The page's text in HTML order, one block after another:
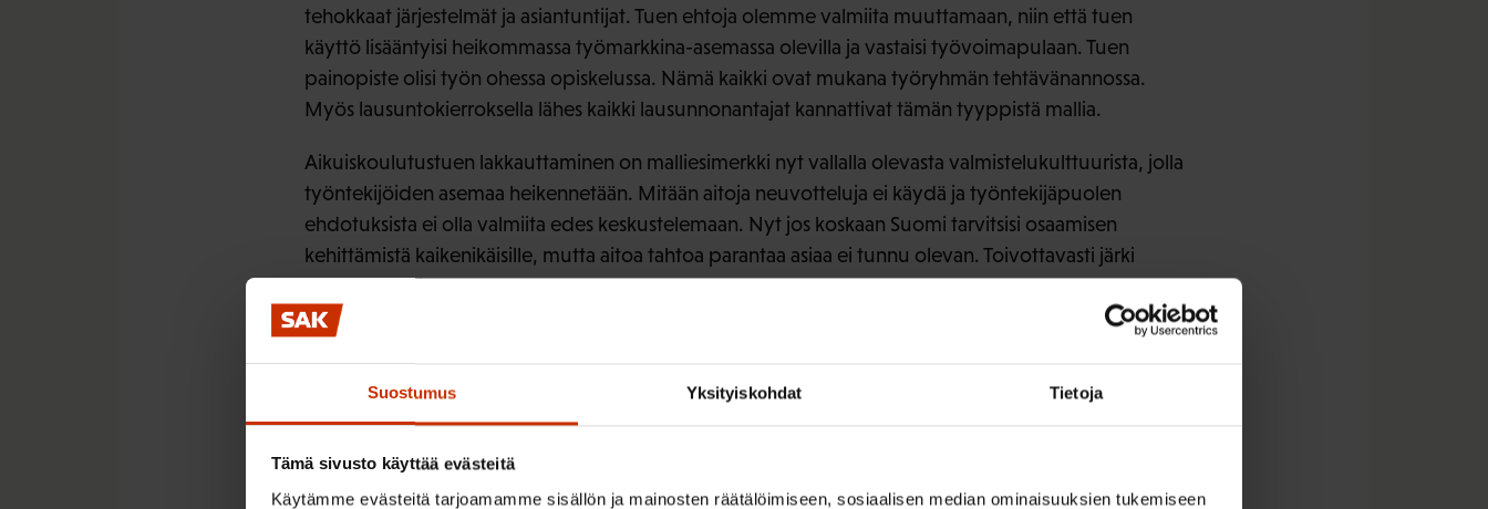
Suostumus Yksityiskohdat Tietoja
Tämä sivusto käyttää evästeitä
Käytämme evästeitä tarjoamamme sisällön ja mainosten räätälöimiseen, sosiaalisen median ominaisuuksien tukemiseen
tehokkaat järjestelmät ja asiantuntijat. Tuen ehtoja olemme valmiita muuttamaan, niin että tuen
käyttö lisääntyisi heikommassa työmarkkina-asemassa olevilla ja vastaisi työvoimapulaan. Tuen
painopiste olisi työn ohessa opiskelussa. Nämä kaikki ovat mukana työryhmän tehtävänannossa.
Myös lausuntokierroksella lähes kaikki lausunnonantajat kannattivat tämän tyyppistä mallia.
Aikuiskoulutustuen lakkauttaminen on malliesimerkki nyt vallalla olevasta valmistelukulttuurista, jolla
työntekijöiden asemaa heikennetään. Mitään aitoja neuvotteluja ei käydä ja työntekijäpuolen
ehdotuksista ei olla valmiita edes keskustelemaan. Nyt jos koskaan Suomi tarvitsisi osaamisen
kehittämistä kaikenikäisille, mutta aitoa tahtoa parantaa asiaa ei tunnu olevan. Toivottavasti järki
voittaa viimeistään eduskunnassa.
LÖYDÄ LISÄÄ TÄMÄNKALTAISTA SISÄLTÖÄ:
AIKUISKOULUTUS HALLITUSOHJELMA